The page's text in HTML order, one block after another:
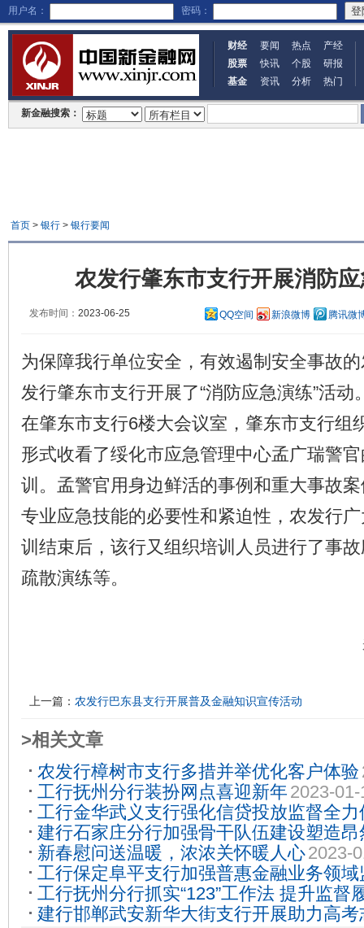
用户名： 密码：
财经 要闻 热点
产经
股票
快讯 个股
研报
基金
资讯 分析 热门
新金融搜索：
首页> 银行> 银行要闻
农发行肇东市支行开展消防
发布时间： 2023-06-25 QQ空间 新浪微博 腾讯微
为保障我行单位安全，有效遏制安全事故
发行肇东市支行开展了“消防应急演练”活动
在肇东市支行6楼大会议室，肇东市支行组
形式收看了绥化市应急管理中心孟广瑞警
训。孟警官用身边鲜活的事例和重大事故
专业应急技能的必要性和紧迫性，农发行
训结束后，该行又组织培训人员进行了事
疏散演练等。
上一篇： 农发行巴东县支行开展普及金融知识宣传活动
>相关文章
农发行樟树市支行多措并举优化客户体验
工行抚州分行装扮网点喜迎新年 2023-01-
工行金华武义支行强化信贷投放监督全
2022-12-31
建行石家庄分行加强骨干队伍建设塑造
2022-12-03
新春慰问送温暖，浓浓关怀暖人心2023-
工行保定阜平支行加强普惠金融业务领域
工行抚州分行抓实“123”工作法 提升监督
12-23
建行邯郸武安新华大街支行开展助力高